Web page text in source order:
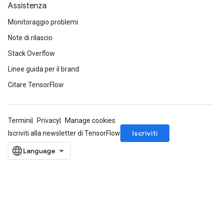
Assistenza
Monitoraggio problemi
Note di rilascio
Stack Overflow
Linee guida per il brand
Citare TensorFlow
Termini Privacy
Manage cookies
Iscriviti alla newsletter di TensorFlow
Iscriviti